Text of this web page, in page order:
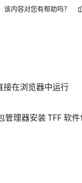
该内容对您有帮助吗？
接在浏览器中运行
管理器安装 TFF 软件